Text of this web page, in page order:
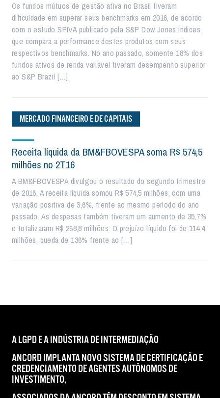
Os fundos mútuos de gestão ativa no Brasil tiveram
dificuldade em superar seus benchmarks em 2016, de acordo
com o estudo SPIVA publicado pela S&P Dow Jones Índices,
que compara a performance destes produtos com seus
respectivos benchmarks. No ano passado, somente 18% dos
fundos ativos de renda variável tiveram desempenho superior
ao S&P Brazil […]
MERCADO FINANCEIRO E DE CAPITAIS
Receita líquida da BM&FBOVESPA soma R$ 574,5
milhões no 2T16
A BM&FBOVESPA divulgou o resultado do segundo trimestre
de 2016. A receita líquida somou R$ 574,5 milhões, com uma
variação positiva de 3,6%, frente ao mesmo período do ano
passado. As despesas também tiveram um aumento de 35,7%
e totalizaram R$ 268,8 milhões. O prejuízo líquido foi de 114,4
milhões, queda de 136% frente ao […]
A LGPD E A INDÚSTRIA DE INTERMEDIAÇÃO
ANCORD IMPLANTA NOVO SISTEMA DE CERTIFICAÇÃO E
CREDENCIAMENTO DE AGENTES AUTÔNOMOS DE
INVESTIMENTO,